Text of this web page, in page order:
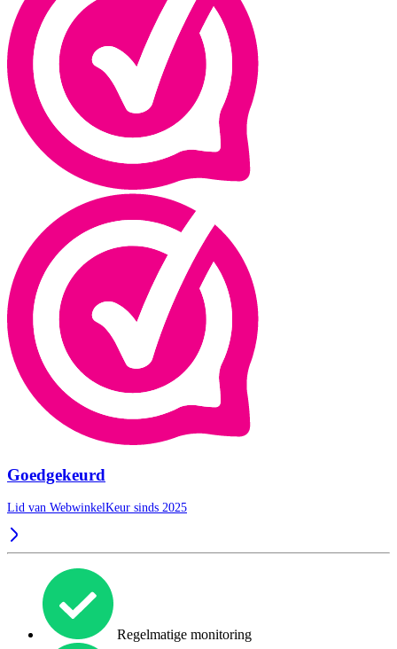
Goedgekeurd
Lid van WebwinkelKeur sinds 2025
Regelmatige monitoring